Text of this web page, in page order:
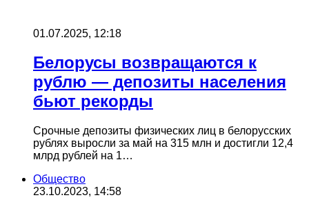
01.07.2025, 12:18
Белорусы возвращаются к
рублю — депозиты населения
бьют рекорды
Срочные депозиты физических лиц в белорусских
рублях выросли за май на 315 млн и достигли 12,4
млрд рублей на 1…
Общество
23.10.2023, 14:58